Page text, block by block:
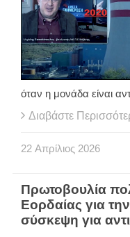
όταν η μονάδα είναι
Διαβάστε
22 Απρίλιος 2026
Πρωτοβουλία
Εορδαίας για
σύσκεψη για